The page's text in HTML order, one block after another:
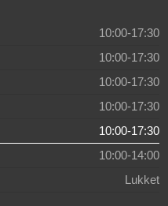
10:00-17:30
10:00-17:30
10:00-17:30
10:00-17:30
10:00-17:30
10:00-14:00
Lukket